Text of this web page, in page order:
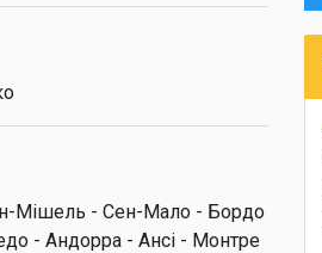
Мішель - Сен-Мало - Бордо
- Андорра - Ансі - Монтре